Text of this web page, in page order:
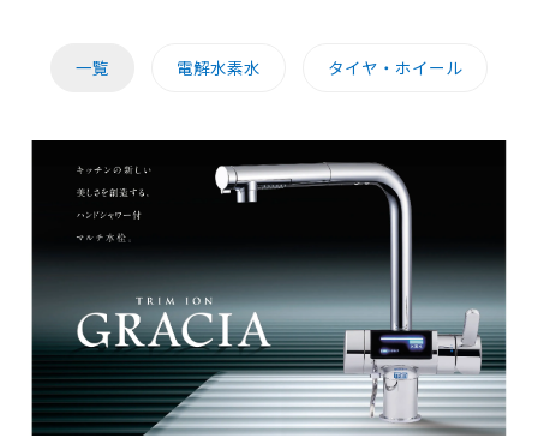
一覧 電解水素水 タイヤ・ホイール